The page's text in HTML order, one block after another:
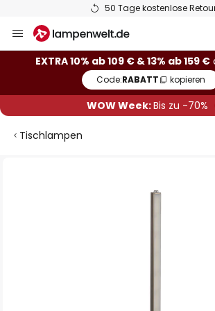
50 Tage kostenlose
Inhalt
springen
EXTRA 10% ab 109 € & 13% ab 159 €
Code:RABATT kopieren
WOW Week:Bis zu -70%
Tischlampen